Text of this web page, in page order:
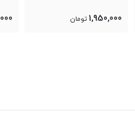
634,000 تومان